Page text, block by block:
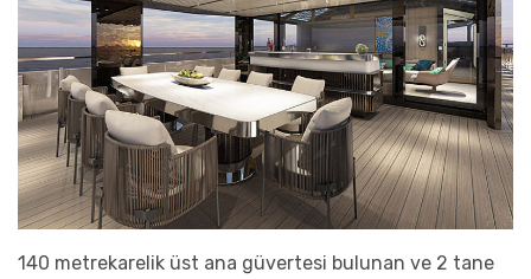
140 metrekarelik üst ana güvertesi bulunan ve 2 tane